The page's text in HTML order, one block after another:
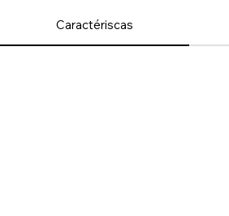
Caractériscas